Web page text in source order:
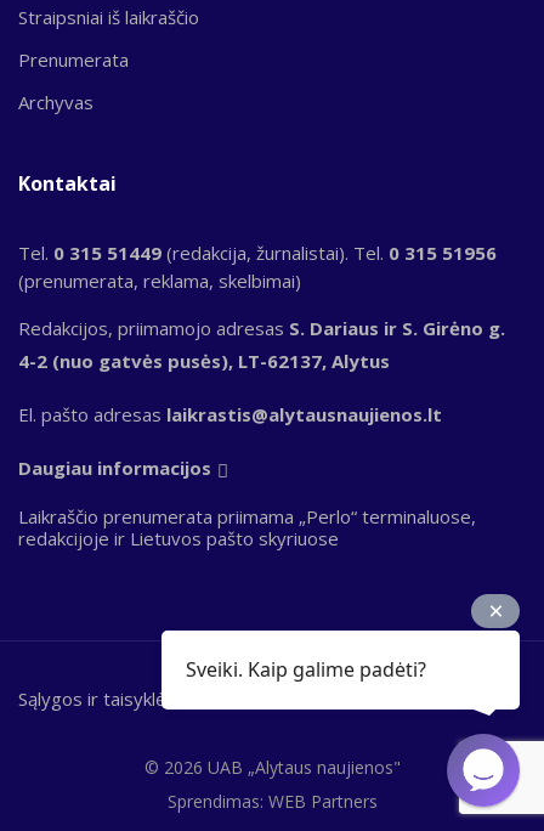
Straipsniai iš laikraščio
Prenumerata
Archyvas
Kontaktai
Tel. 0 315 51449 (redakcija, žurnalistai). Tel. 0 315 51956
(prenumerata, reklama, skelbimai)
Redakcijos, priimamojo adresas S. Dariaus ir S. Girėno g.
4-2 (nuo gatvės pusės), LT-62137, Alytus
El. pašto adresas laikrastis@alytausnaujienos.lt
Daugiau informacijos
Laikraščio prenumerata priimama „Perlo“ terminaluose,
redakcijoje ir Lietuvos pašto skyriuose
© 2026 UAB „Alytaus naujienos"
Bottom
Sąlygos ir taisyklės
Sprendimas: WEB Partners
Sveiki. Kaip galime padėti?